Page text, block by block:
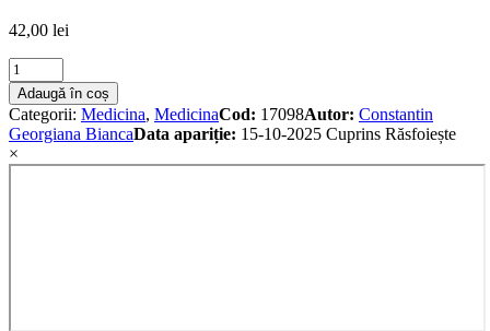
42,00 lei
Peritoneul
-
anatomie
chirurgicala,
fiziologie
si
Adaugă în coș
Categorii: Medicina, MedicinaCod: 17098Autor: Constantin
Georgiana BiancaData apariție: 15-10-2025 Cuprins Răsfoiește
×